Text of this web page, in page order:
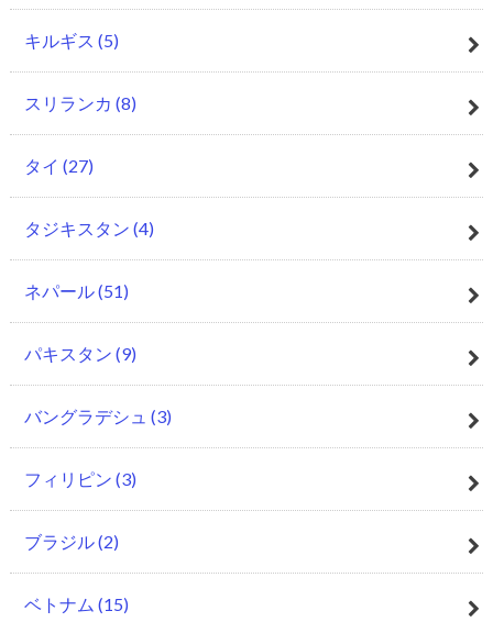
キルギス (5)
スリランカ (8)
タイ (27)
タジキスタン (4)
ネパール(51)
パキスタン (9)
バングラデシュ (3)
フィリピン (3)
ブラジル(2)
ベトナム (15)